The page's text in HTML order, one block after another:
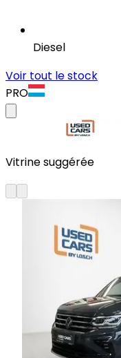
Diesel
Voir tout le stock
PRO
Vitrine suggérée